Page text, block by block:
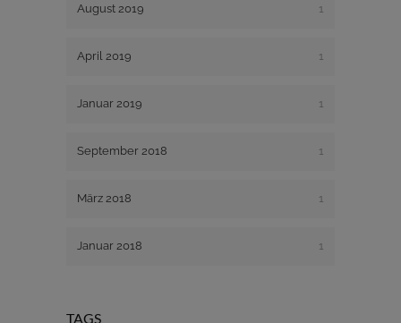
August 2019 1
April 2019 1
Januar 2019 1
September 2018 1
März 2018 1
Januar 2018 1
TAGS